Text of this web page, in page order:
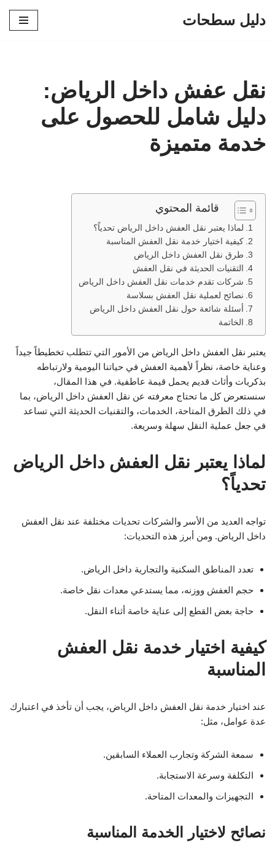
دليل سطحات
نقل عفش داخل الرياض:
دليل شامل للحصول على
خدمة متميزة
قائمة المحتوي
لماذا يعتبر نقل العفش داخل الرياض تحدياً؟
كيفية اختيار خدمة نقل العفش المناسبة
طرق نقل العفش داخل الرياض
التقنيات الحديثة في نقل العفش
شركات تقدم خدمات نقل العفش داخل الرياض
نصائح لعملية نقل العفش بسلاسة
أسئلة شائعة حول نقل العفش داخل الرياض
الخاتمة
يعتبر نقل العفش داخل الرياض من الأمور التي تتطلب تخطيطاً جيداً
وعناية خاصة، نظراً لأهمية العفش في حياتنا اليومية ولارتباطه
بذكريات وأثاث قديم يحمل قيمة عاطفية. في هذا المقال،
سنستعرض كل ما تحتاج معرفته عن نقل العفش داخل الرياض، بما
في ذلك الطرق المتاحة، الخدمات، والتقنيات الحديثة التي تساعد
في جعل عملية النقل سهلة وسريعة.
لماذا يعتبر نقل العفش داخل الرياض
تحدياً؟
تواجه العديد من الأسر والشركات تحديات مختلفة عند نقل العفش
داخل الرياض. ومن أبرز هذه التحديات:
تعدد المناطق السكنية والتجارية داخل الرياض.
حجم العفش ووزنه، مما يستدعي معدات نقل خاصة.
حاجة بعض القطع إلى عناية خاصة أثناء النقل.
كيفية اختيار خدمة نقل العفش
المناسبة
عند اختيار خدمة نقل العفش داخل الرياض، يجب أن تأخذ في اعتبارك
عدة عوامل، مثل:
سمعة الشركة وتجارب العملاء السابقين.
التكلفة وسرعة الاستجابة.
التجهيزات والمعدات المتاحة.
نصائح لاختيار الخدمة المناسبة